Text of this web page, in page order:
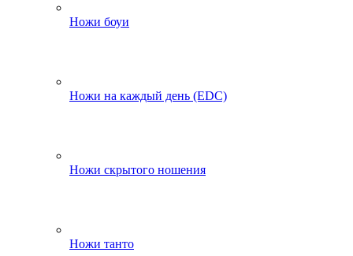
Ножи боуи
Ножи на каждый день (EDC)
Ножи скрытого ношения
Ножи танто